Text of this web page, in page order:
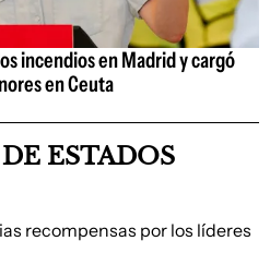
incendios en Madrid y cargó
en Ceuta
ESTADOS